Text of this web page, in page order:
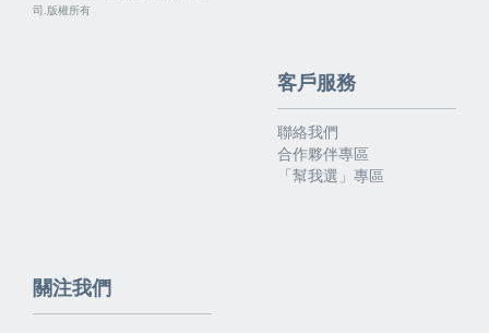
司.版權所有
客戶服務
聯絡我們
合作夥伴專區
「幫我選」專區
關注我們